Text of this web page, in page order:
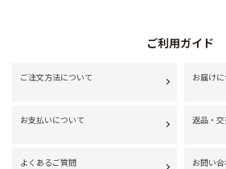
ご利用ガイド
ご注文方法について お届け
お支払いについて 返品・
よくあるご質問 お問い